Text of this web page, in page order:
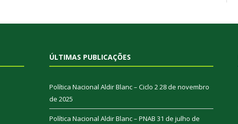
ÚLTIMAS PUBLICAÇÕES
Política Nacional Aldir Blanc – Ciclo 228 de novembro
de 2025
Política Nacional Aldir Blanc – PNAB 31 de julho de